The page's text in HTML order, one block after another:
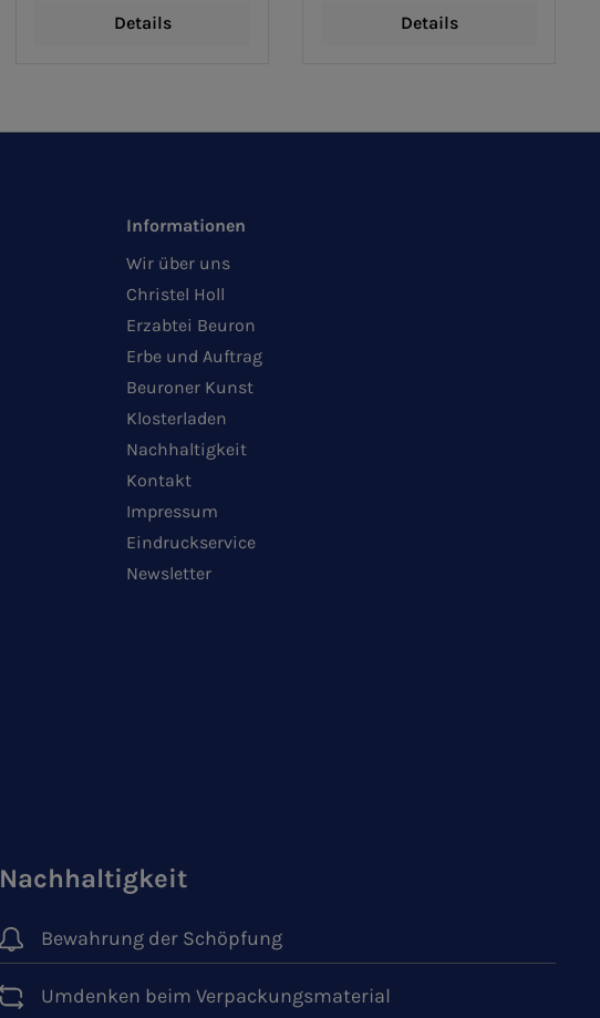
Details Details
Informationen
Wir über uns
Christel Holl
Erzabtei Beuron
Erbe und Auftrag
Beuroner Kunst
Klosterladen
Nachhaltigkeit
Kontakt
Impressum
Eindruckservice
Newsletter
Nachhaltigkeit
Bewahrung der Schöpfung
Umdenken beim Verpackungsmaterial